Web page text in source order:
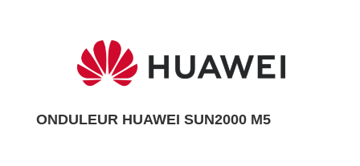
ONDULEUR HUAWEI SUN2000 M5